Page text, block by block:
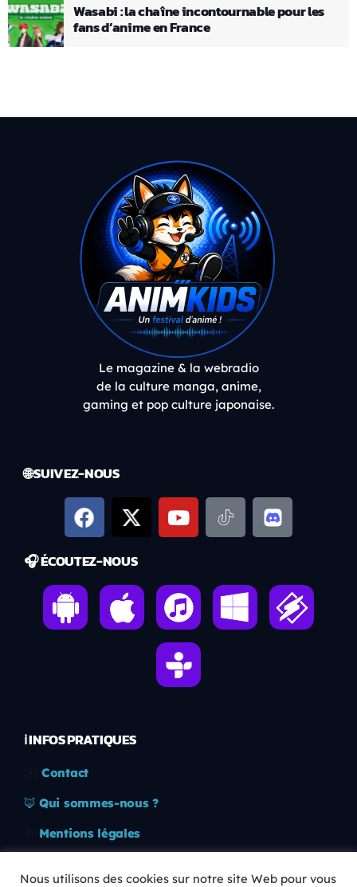
Wasabi : la chaîne incontournable pour les
fans d’anime en France
Le magazine & la webradio
de la culture manga, anime,
gaming et pop culture japonaise.
🌐 SUIVEZ-NOUS
🎧 ÉCOUTEZ-NOUS
ℹ️ INFOS PRATIQUES
Contact
🦊 Qui sommes-nous ?
Mentions légales
Nous utilisons des cookies sur notre site Web pour vous